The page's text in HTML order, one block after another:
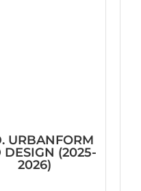
URBANFORM
DESIGN (2025-
2026)